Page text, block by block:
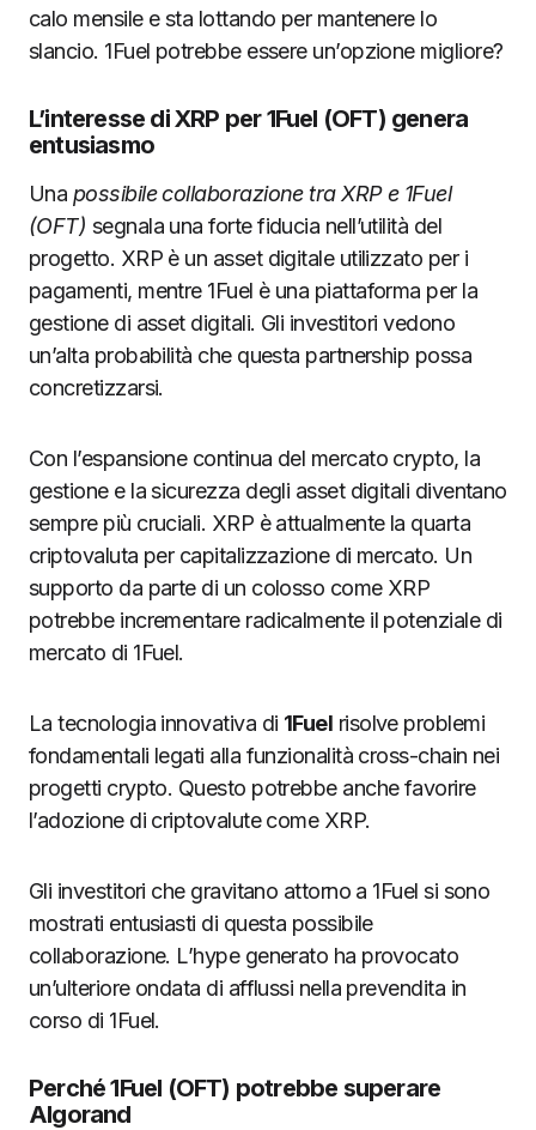
calo mensile e sta lottando per mantenere lo
slancio. 1Fuel potrebbe essere un’opzione migliore?
L’interesse di XRP per 1Fuel (OFT) genera
entusiasmo
Una possibile collaborazione tra XRP e 1Fuel
(OFT) segnala una forte fiducia nell’utilità del
progetto. XRP è un asset digitale utilizzato per i
pagamenti, mentre 1Fuel è una piattaforma per la
gestione di asset digitali. Gli investitori vedono
un’alta probabilità che questa partnership possa
concretizzarsi.
Con l’espansione continua del mercato crypto, la
gestione e la sicurezza degli asset digitali diventano
sempre più cruciali. XRP è attualmente la quarta
criptovaluta per capitalizzazione di mercato. Un
supporto da parte di un colosso come XRP
potrebbe incrementare radicalmente il potenziale di
mercato di 1Fuel.
La tecnologia innovativa di 1Fuel risolve problemi
fondamentali legati alla funzionalità cross-chain nei
progetti crypto. Questo potrebbe anche favorire
l’adozione di criptovalute come XRP.
Gli investitori che gravitano attorno a 1Fuel si sono
mostrati entusiasti di questa possibile
collaborazione. L’hype generato ha provocato
un’ulteriore ondata di afflussi nella prevendita in
corso di 1Fuel.
Perché 1Fuel (OFT) potrebbe superare
Algorand